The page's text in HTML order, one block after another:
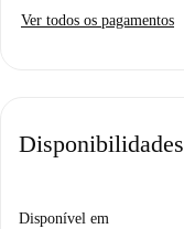
Ver todos os pagamentos
Disponibilidades
Disponível em